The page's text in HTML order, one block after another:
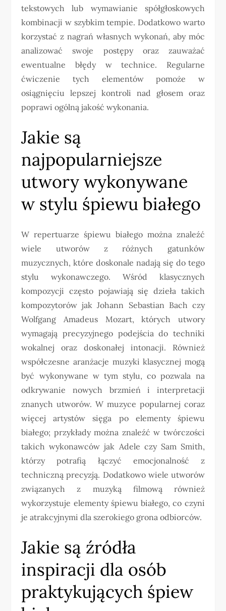
tekstowych lub wymawianie spółgłoskowych
kombinacji w szybkim tempie. Dodatkowo warto
korzystać z nagrań własnych wykonań, aby móc
analizować swoje postępy oraz zauważać
ewentualne błędy w technice. Regularne
ćwiczenie tych elementów pomoże w
osiągnięciu lepszej kontroli nad głosem oraz
poprawi ogólną jakość wykonania.
Jakie są
najpopularniejsze
utwory wykonywane
w stylu śpiewu białego
W repertuarze śpiewu białego można znaleźć
wiele utworów z różnych gatunków
muzycznych, które doskonale nadają się do tego
stylu wykonawczego. Wśród klasycznych
kompozycji często pojawiają się dzieła takich
kompozytorów jak Johann Sebastian Bach czy
Wolfgang Amadeus Mozart, których utwory
wymagają precyzyjnego podejścia do techniki
wokalnej oraz doskonałej intonacji. Również
współczesne aranżacje muzyki klasycznej mogą
być wykonywane w tym stylu, co pozwala na
odkrywanie nowych brzmień i interpretacji
znanych utworów. W muzyce popularnej coraz
więcej artystów sięga po elementy śpiewu
białego; przykłady można znaleźć w twórczości
takich wykonawców jak Adele czy Sam Smith,
którzy potrafią łączyć emocjonalność z
techniczną precyzją. Dodatkowo wiele utworów
związanych z muzyką filmową również
wykorzystuje elementy śpiewu białego, co czyni
je atrakcyjnymi dla szerokiego grona odbiorców.
Jakie są źródła
inspiracji dla osób
praktykujących śpiew